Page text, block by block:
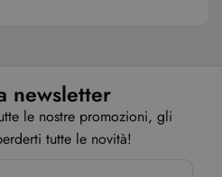
newsletter
le nostre promozioni, gli
tutte le novità!